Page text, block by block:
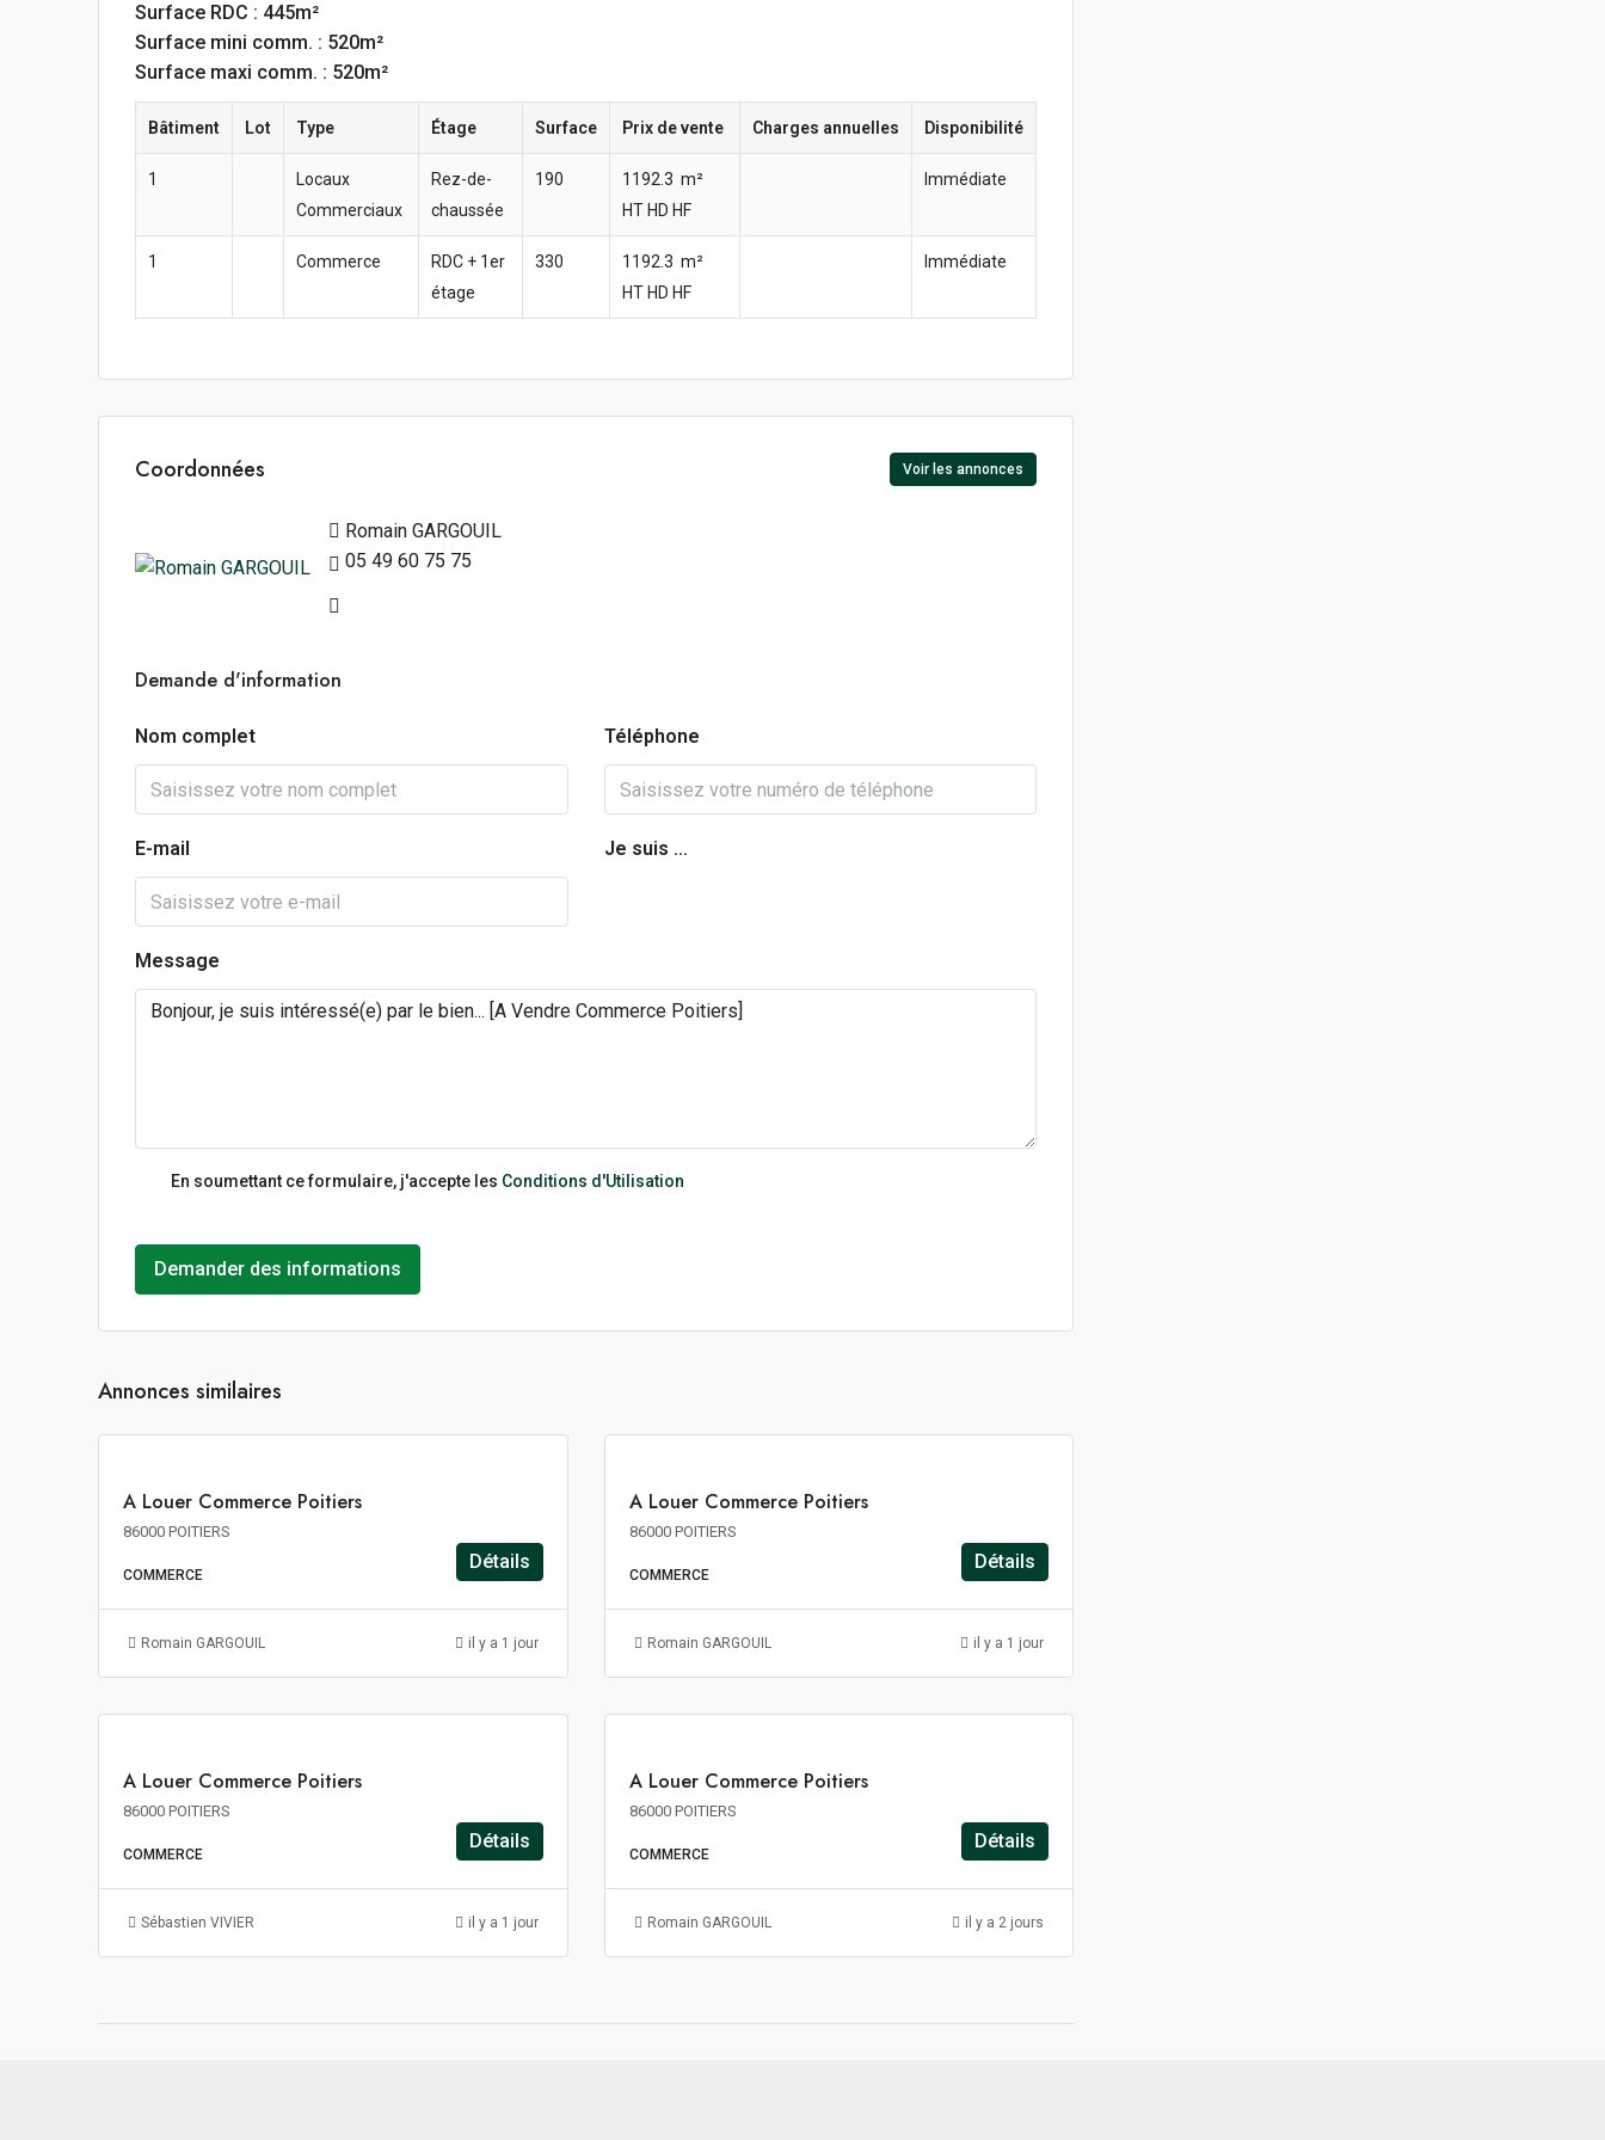
Surface RDC : 445m²
Surface mini comm. : 520m²
Surface maxi comm. : 520m²
Bâtiment Lot Type Étage Surface Prix de vente Charges annuelles Disponibilité
1
Locaux
Commerciaux
Rez-de-
chaussée
190
1192.3  m²
HT HD HF
Immédiate
1 Commerce
RDC + 1er
étage
330
1192.3  m²
HT HD HF
Immédiate
Coordonnées Voir les annonces
Romain GARGOUIL
05 49 60 75 75
Demande d'information
Nom complet Téléphone
E-mail Je suis ...
Message
En soumettant ce formulaire, j'accepte les Conditions d'Utilisation
Demander des informations
Annonces similaires
LOUER
176€
A Louer Commerce Poitiers
86000 POITIERS
COMMERCE
Détails
Romain GARGOUIL il y a 1 jour
LOUER
271€
A Louer Commerce Poitiers
86000 POITIERS
COMMERCE
Détails
Romain GARGOUIL il y a 1 jour
LOUER
139€
HT
A Louer Commerce Poitiers
86000 POITIERS
COMMERCE
Détails
Sébastien VIVIER il y a 1 jour
LOUER
84€
HT
A Louer Commerce Poitiers
86000 POITIERS
COMMERCE
Détails
Romain GARGOUIL il y a 2 jours